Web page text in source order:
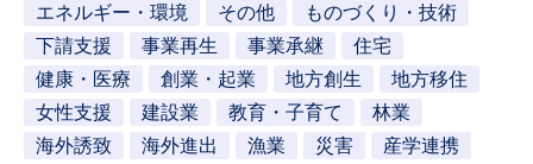
エネルギー・環境 その他
ものづくり・技術
下請支援
事業再生 事業承継
住宅
健康・医療
創業・起業 地方創生
地方移住
女性支援
建設業 教育・子育て
林業
海外誘致
海外進出 漁業 災害
産学連携